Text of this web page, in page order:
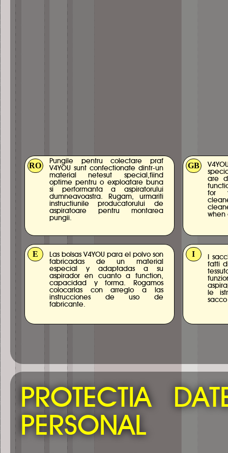
RO
Pungile pentru colectare praf
V4YOU sunt confectionate dintr-un
material netesut special,fiind
optime pentru o exploatare buna
si performanta a aspiratorului
dumneavoastra. Rugam, urmariti
instructiunile producatorului de
aspiratoare pentru montarea
pungii.
GB
are
for
when
E
Las bolsas V4YOU para el polvo son
fabricadas de un material
especial y adaptadas a su
aspirador en cuanto a function,
capacidad y forma. Rogamos
colocarlas con arreglo a las
instrucciones de uso de
fabricante.
I
I
fatti
le
PROTECTIA
PERSONAL